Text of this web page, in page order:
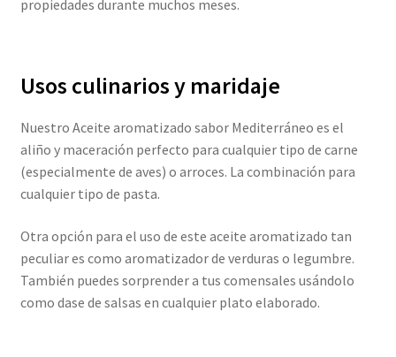
propiedades durante muchos meses.
Usos culinarios y maridaje
Nuestro Aceite aromatizado sabor Mediterráneo es el
aliño y maceración perfecto para cualquier tipo de carne
(especialmente de aves) o arroces. La combinación para
cualquier tipo de pasta.
Otra opción para el uso de este aceite aromatizado tan
peculiar es como aromatizador de verduras o legumbre.
También puedes sorprender a tus comensales usándolo
como dase de salsas en cualquier plato elaborado.